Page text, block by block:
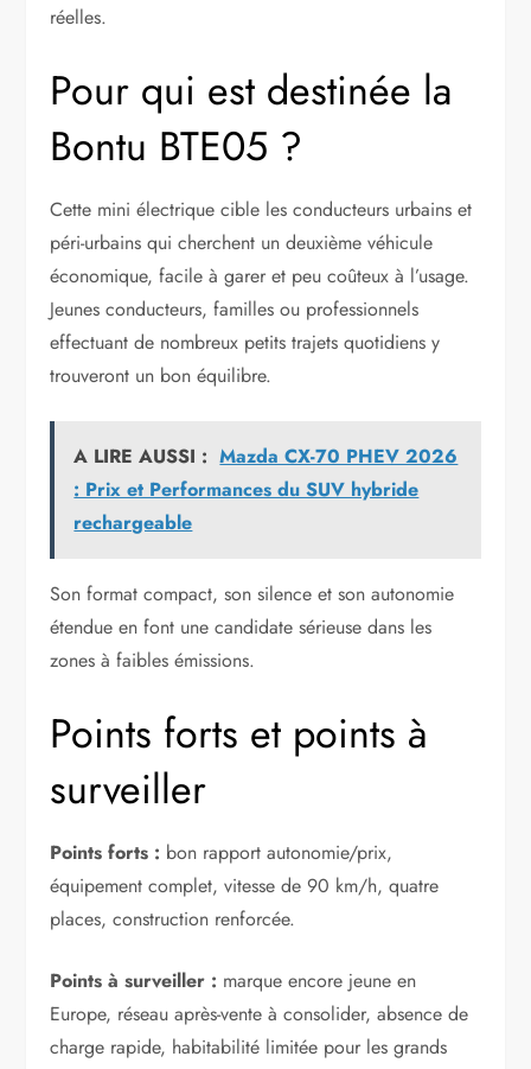
réelles.
Pour qui est destinée la
Bontu BTE05 ?
Cette mini électrique cible les conducteurs urbains et
péri-urbains qui cherchent un deuxième véhicule
économique, facile à garer et peu coûteux à l’usage.
Jeunes conducteurs, familles ou professionnels
effectuant de nombreux petits trajets quotidiens y
trouveront un bon équilibre.
A LIRE AUSSI : Mazda CX-70 PHEV 2026
: Prix et Performances du SUV hybride
rechargeable
Son format compact, son silence et son autonomie
étendue en font une candidate sérieuse dans les
zones à faibles émissions.
Points forts et points à
surveiller
Points forts : bon rapport autonomie/prix,
équipement complet, vitesse de 90 km/h, quatre
places, construction renforcée.
Points à surveiller : marque encore jeune en
Europe, réseau après-vente à consolider, absence de
charge rapide, habitabilité limitée pour les grands